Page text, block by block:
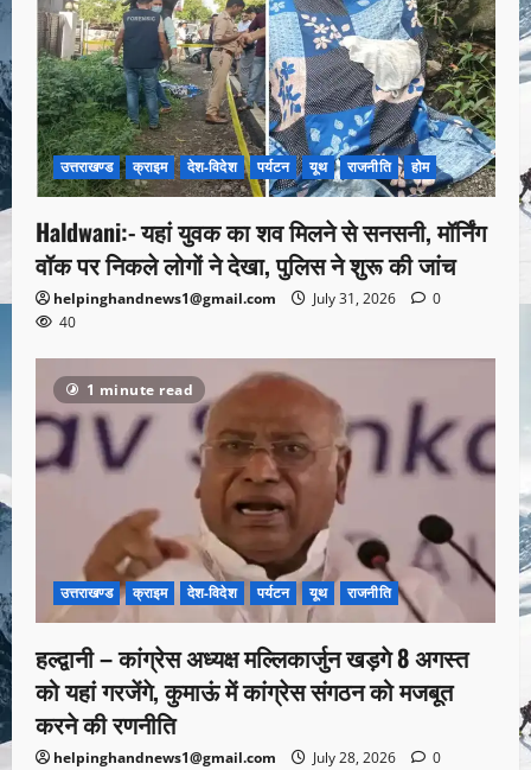
उत्तराखण्ड क्राइम देश-विदेश पर्यटन यूथ राजनीति होम
Haldwani:- यहां युवक का शव मिलने से सनसनी, मॉर्निंग
वॉक पर निकले लोगों ने देखा, पुलिस ने शुरू की जांच
helpinghandnews1@gmail.com July 31, 2026
0
40
1 minute read
उत्तराखण्ड क्राइम देश-विदेश पर्यटन यूथ राजनीति
हल्द्वानी – कांग्रेस अध्यक्ष मल्लिकार्जुन खड़गे 8 अगस्त
को यहां गरजेंगे, कुमाऊं में कांग्रेस संगठन को मजबूत
करने की रणनीति
helpinghandnews1@gmail.com July 28, 2026
0